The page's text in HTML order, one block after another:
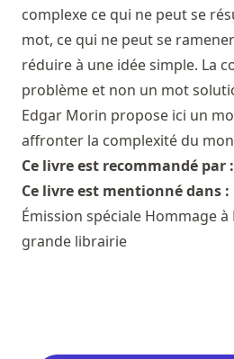
complexe ce qui ne peut se
mot, ce qui ne peut se
réduire à une idée simple. La
problème et non un mot
Edgar Morin propose ici un
affronter la complexité du
Ce livre est recommandé par :
Ce livre est mentionné dans :
Émission spéciale Hommage
grande librairie